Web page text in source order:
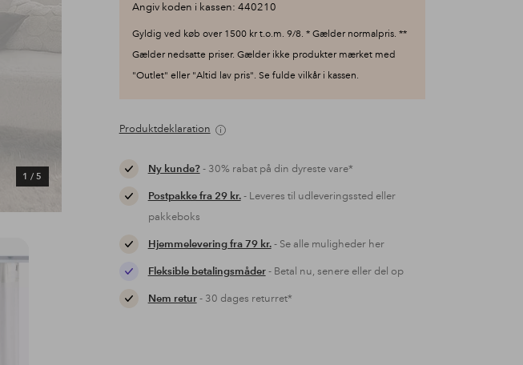
1 / 5
Angiv koden i kassen: 440210
Gyldig ved køb over 1500 kr t.o.m. 9/8. * Gælder normalpris. **
Gælder nedsatte priser. Gælder ikke produkter mærket med
"Outlet" eller "Altid lav pris". Se fulde vilkår i kassen.
Produktdeklaration
Ny kunde?- 30% rabat på din dyreste vare*
Postpakke fra 29 kr.- Leveres til udleveringssted eller
pakkeboks
Hjemmelevering fra 79 kr.- Se alle muligheder her
Fleksible betalingsmåder- Betal nu, senere eller del op
Nem retur- 30 dages returret*